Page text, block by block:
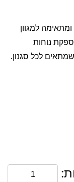
למגוון
נוחות
לכל סגנון.